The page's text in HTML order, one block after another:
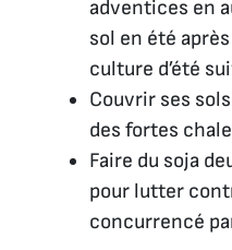
adventices en
sol en été
culture d’été
Couvrir ses
des fortes
Faire du soja
pour lutter
concurrencé